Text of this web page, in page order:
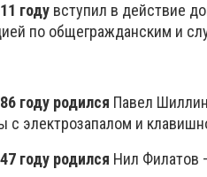
году вступил в действие
по общегражданским и
году родился Павел
с электрозапалом и
году родился Нил Филатов